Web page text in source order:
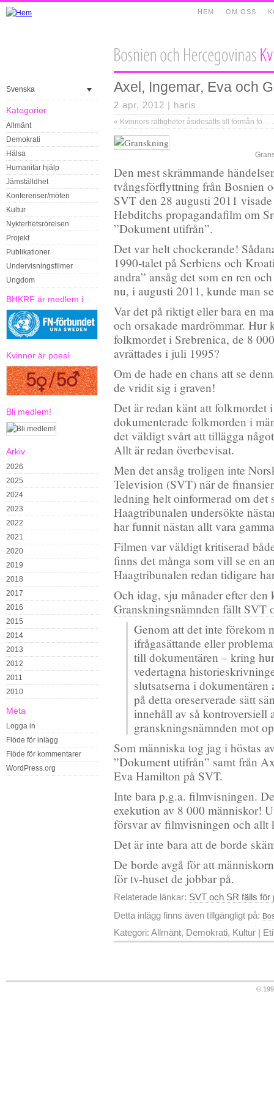
OM OSS
HEM
Svenska
Kategorier
Allmänt
Demokrati
Hälsa
Humanitär hjälp
Jämställdhet
Konferenser/möten
Kultur
Nykterhetsrörelsen
Projekt
Publikationer
Undervisningsfilmer
Ungdom
BHKRF är medlem i
Kvinnor är poesi
Bli medlem!
Arkiv
2026
2025
2024
2023
2022
2021
2020
2019
2018
2017
2016
2015
2014
2013
2012
2011
2010
Meta
Logga in
Flöde för inlägg
Flöde för kommentarer
WordPress.org
Axel, Ingemar, Eva och
2 apr, 2012 | haris
« Kvinnors rättigheter åsidosätts till förmån för ”traditionella värderingar”
Den mest skrämmande
tvångsförflyttning från Bosnien
SVT den 28 augusti 2011
Hebditchs propagandafilm om
”Dokument utifrån”.
Det var helt chockerande!
1990-talet på Serbiens och
andra” ansåg det som en ren
nu, i augusti 2011, kunde man
Var det på riktigt eller bara en
och orsakade mardrömmar.
folkmordet i Srebrenica, de 8
avrättades i juli 1995?
Om de hade en chans att se
de vridit sig i graven!
Det är redan känt att folkmordet
dokumenterade folkmorden i
det väldigt svårt att tillägga
Allt är redan överbevisat.
Men det ansåg troligen inte
Television (SVT) när de
ledning helt oinformerad om det
Haagtribunalen undersökte
har funnit nästan allt vara
Filmen var väldigt kritiserad
finns det många som vill se en
Haagtribunalen redan tidigare
Och idag, sju månader efter
Granskningsnämnden fällt SVT
Genom att det inte förekom
ifrågasättande eller
till dokumentären – kring
vedertagna
slutsatserna i
på detta oreserverade sätt
innehåll av så kontroversiell
granskningsnämnden mot
Som människa tog jag i höstas
”Dokument utifrån” samt från
Eva Hamilton på SVT.
Inte bara p.g.a. filmvisningen.
exekution av 8 000 människor!
försvar av filmvisningen och allt
Det är inte bara att de borde
De borde avgå för att
för tv-huset de jobbar på.
Relaterade länkar: SVT och SR fälls för
Detta inlägg finns även tillgängligt på:
Kategori: Allmänt, Demokrati, Kultur |
©